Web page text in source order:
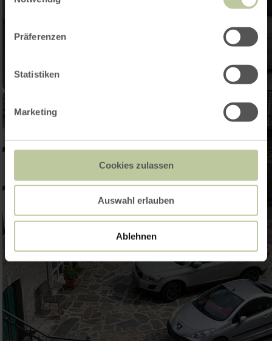
Präferenzen
Statistiken
Marketing
Cookies zulassen
Auswahl erlauben
Ablehnen